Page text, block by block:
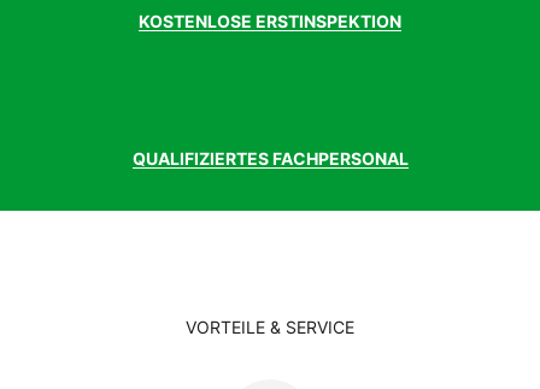
KOSTENLOSE ERSTINSPEKTION
QUALIFIZIERTES FACHPERSONAL
VORTEILE & SERVICE